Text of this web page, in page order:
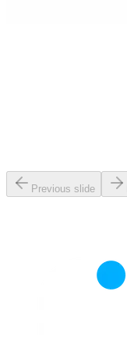
Previous slide